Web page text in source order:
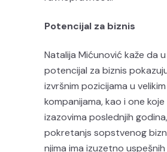
Potencijal za biznis
Natalija Mićunović kaže da u
potencijal za biznis
izvršnim pozicijama u velikim
kompanijama, kao i one
izazovima poslednjih
pokretanjs sopstvenog
njima ima izuzetno